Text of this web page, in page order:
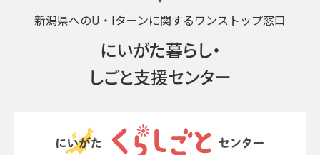
新潟県へのU・Iターンに関するワンストップ窓口
にいがた暮らし・
しごと支援センター